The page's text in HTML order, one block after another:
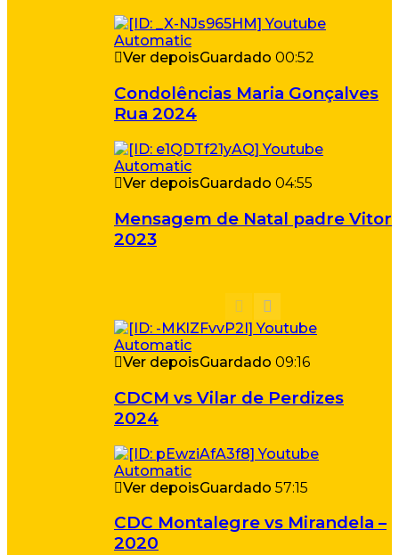
Ver depoisGuardado 00:52
Condolências Maria Gonçalves
Rua 2024
Ver depoisGuardado 04:55
Mensagem de Natal padre Vitor
2023
Ver depoisGuardado 09:16
CDCM vs Vilar de Perdizes
2024
Ver depoisGuardado 57:15
CDC Montalegre vs Mirandela –
2020